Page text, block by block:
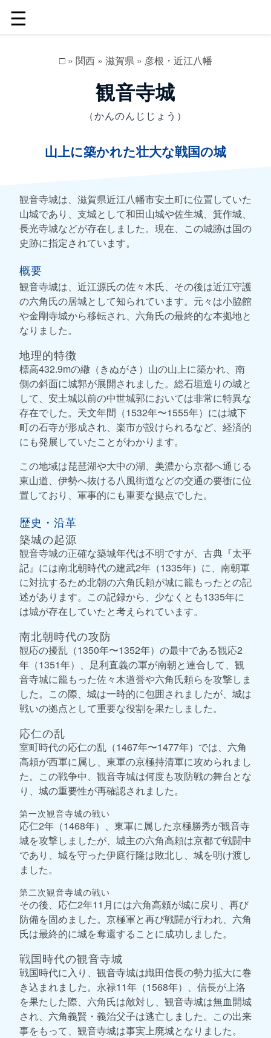
☰
□» 関西» 滋賀県» 彦根・近江八幡
観音寺城
（かんのんじじょう）
山上に築かれた壮大な戦国の城
観音寺城は、滋賀県近江八幡市安土町に位置していた
山城であり、支城として和田山城や佐生城、箕作城、
長光寺城などが存在しました。現在、この城跡は国の
史跡に指定されています。
概要
観音寺城は、近江源氏の佐々木氏、その後は近江守護
の六角氏の居城として知られています。元々は小脇館
や金剛寺城から移転され、六角氏の最終的な本拠地と
なりました。
地理的特徴
標高432.9mの繖（きぬがさ）山の山上に築かれ、南
側の斜面に城郭が展開されました。総石垣造りの城と
して、安土城以前の中世城郭においては非常に特異な
存在でした。天文年間（1532年〜1555年）には城下
町の石寺が形成され、楽市が設けられるなど、経済的
にも発展していたことがわかります。
この地域は琵琶湖や大中の湖、美濃から京都へ通じる
東山道、伊勢へ抜ける八風街道などの交通の要衝に位
置しており、軍事的にも重要な拠点でした。
歴史・沿革
築城の起源
観音寺城の正確な築城年代は不明ですが、古典『太平
記』には南北朝時代の建武2年（1335年）に、南朝軍
に対抗するため北朝の六角氏頼が城に籠もったとの記
述があります。この記録から、少なくとも1335年に
は城が存在していたと考えられています。
南北朝時代の攻防
観応の擾乱（1350年〜1352年）の最中である観応2
年（1351年）、足利直義の軍が南朝と連合して、観
音寺城に籠もった佐々木道誉や六角氏頼らを攻撃しま
した。この際、城は一時的に包囲されましたが、城は
戦いの拠点として重要な役割を果たしました。
応仁の乱
室町時代の応仁の乱（1467年〜1477年）では、六角
高頼が西軍に属し、東軍の京極持清軍に攻められまし
た。この戦争中、観音寺城は何度も攻防戦の舞台とな
り、城の重要性が再確認されました。
第一次観音寺城の戦い
応仁2年（1468年）、東軍に属した京極勝秀が観音寺
城を攻撃しましたが、城主の六角高頼は京都で戦闘中
であり、城を守った伊庭行隆は敗北し、城を明け渡し
ました。
第二次観音寺城の戦い
その後、応仁2年11月には六角高頼が城に戻り、再び
防備を固めました。京極軍と再び戦闘が行われ、六角
氏は最終的に城を奪還することに成功しました。
戦国時代の観音寺城
戦国時代に入り、観音寺城は織田信長の勢力拡大に巻
き込まれました。永禄11年（1568年）、信長が上洛
を果たした際、六角氏は敵対し、観音寺城は無血開城
され、六角義賢・義治父子は逃亡しました。この出来
事をもって、観音寺城は事実上廃城となりました。